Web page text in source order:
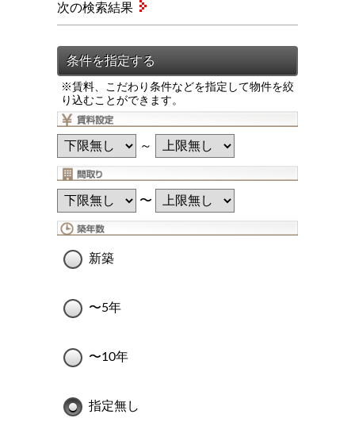
※賃料、こだわり条件などを指定して物件を絞
り込むことができます。
～
〜
新築
〜5年
〜10年
指定無し